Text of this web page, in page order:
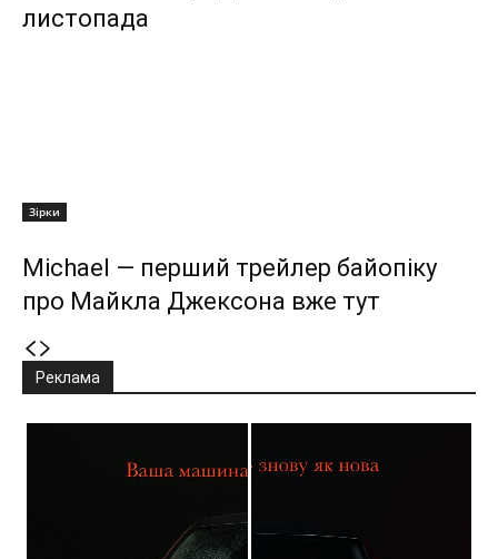
листопада
Зірки
Michael — перший трейлер байопіку
про Майкла Джексона вже тут
Реклама